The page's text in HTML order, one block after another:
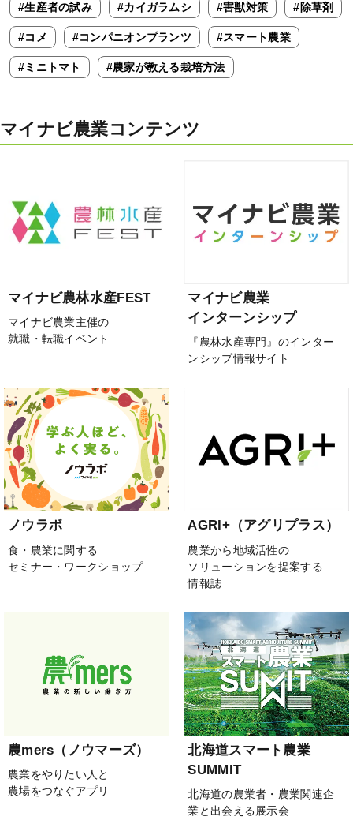
#生産者の試み #カイガラムシ #害獣対策 #除草剤
#コメ #コンパニオンプランツ #スマート農業
#ミニトマト #農家が教える栽培方法
マイナビ農業コンテンツ
マイナビ農林水産FEST
マイナビ農業主催の
就職・転職イベント
マイナビ農業
インターンシップ
『農林水産専門』のインター
ンシップ情報サイト
ノウラボ
食・農業に関する
セミナー・ワークショップ
AGRI+（アグリプラス）
農業から地域活性の
ソリューションを提案する
情報誌
農mers（ノウマーズ）
農業をやりたい人と
農場をつなぐアプリ
北海道スマート農業
SUMMIT
北海道の農業者・農業関連企
業と出会える展示会